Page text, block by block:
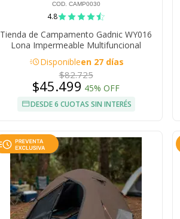
COD. CAMP0030
4.8
Tienda de Campamento Gadnic WY016
Lona Impermeable Multifuncional
acuteDisponibleen 27 días
$82.725
$45.499 45% OFF
DESDE 6 CUOTAS SIN INTERÉS